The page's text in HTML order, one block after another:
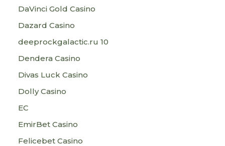
DaVinci Gold Casino
Dazard Casino
deeprockgalactic.ru 10
Dendera Casino
Divas Luck Casino
Dolly Casino
EC
EmirBet Casino
Felicebet Casino